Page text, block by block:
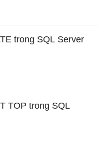
trong SQL Server
TOP trong SQL